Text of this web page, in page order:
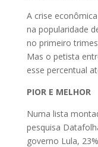
A crise
na popularidade
no primeiro
Mas o petista
esse percentual
PIOR E MELHOR
Numa lista
pesquisa
governo Lula,